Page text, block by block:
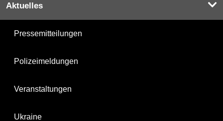
Aktuelles
Pressemitteilungen
Polizeimeldungen
Veranstaltungen
Ukraine